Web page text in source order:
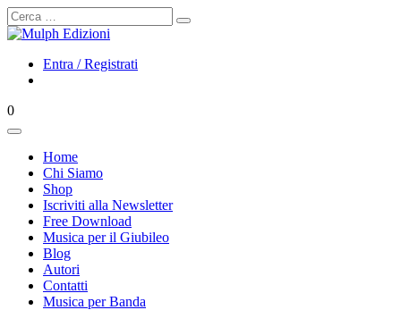
Cerca
Entra / Registrati
0
Home
Chi Siamo
Shop
Iscriviti alla Newsletter
Free Download
Musica per il Giubileo
Blog
Autori
Contatti
Musica per Banda